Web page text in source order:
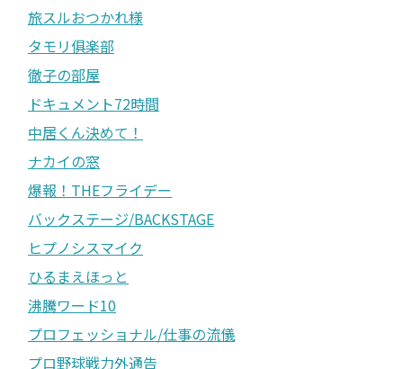
旅スルおつかれ様
タモリ俱楽部
徹子の部屋
ドキュメント72時間
中居くん決めて！
ナカイの窓
爆報！THEフライデー
バックステージ/BACKSTAGE
ヒプノシスマイク
ひるまえほっと
沸騰ワード10
プロフェッショナル/仕事の流儀
プロ野球戦力外通告